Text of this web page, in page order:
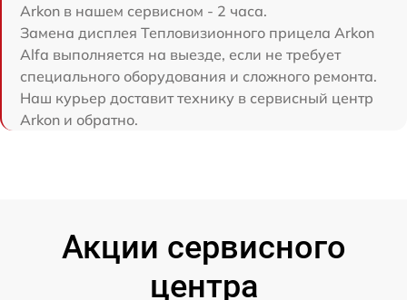
Arkon в нашем сервисном - 2 часа.
Замена дисплея Тепловизионного прицела Arkon
Alfa выполняется на выезде, если не требует
специального оборудования и сложного ремонта.
Наш курьер доставит технику в сервисный центр
Arkon и обратно.
Акции сервисного
центра